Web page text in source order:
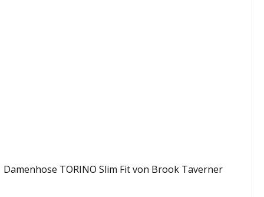
Damenhose TORINO Slim Fit von Brook Taverner